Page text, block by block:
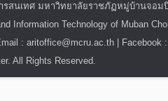
รสนเทศ มหาวิทยาลัยราชภัฏหมู่บ้านจอ
Information Technology of Muban
: aritoffice@mcru.ac.th | Facebook
All Rights Reserved.